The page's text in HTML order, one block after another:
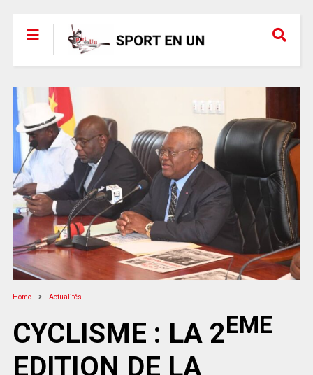
Home Actualités
CYCLISME : LA 2EME
EDITION DE LA